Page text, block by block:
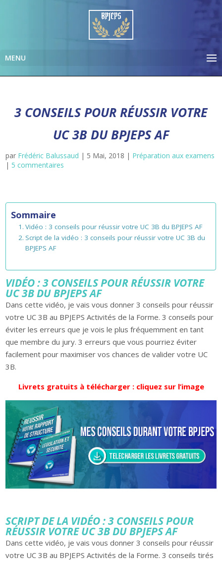
3 CONSEILS POUR RÉUSSIR VOTRE
UC 3B DU BPJEPS AF
par Frédéric Balussaud | 5 Mai, 2018 | Préparation aux examens
| 5 commentaires
Sommaire
Vidéo : 3 conseils pour réussir votre UC 3B du BPJEPS AF
Script de la vidéo : 3 conseils pour réussir votre UC 3B du
BPJEPS AF
VIDÉO : 3 CONSEILS POUR RÉUSSIR VOTRE
UC 3B DU BPJEPS AF
Dans cette vidéo, je vais vous donner 3 conseils pour réussir
votre UC 3B au BPJEPS Activités de la Forme. 3 conseils pour
éviter les erreurs que je vois le plus fréquemment en tant
que membre du jury. 3 erreurs que vous pourriez éviter
facilement pour maximiser vos chances de valider votre UC
3B.
Livrets gratuits à télécharger : cliquez sur l’image
SCRIPT DE LA VIDÉO : 3 CONSEILS POUR
RÉUSSIR VOTRE UC 3B DU BPJEPS AF
Dans cette vidéo, je vais vous donner 3 conseils pour réussir
votre UC 3B au BPJEPS Activités de la Forme. 3 conseils tirés